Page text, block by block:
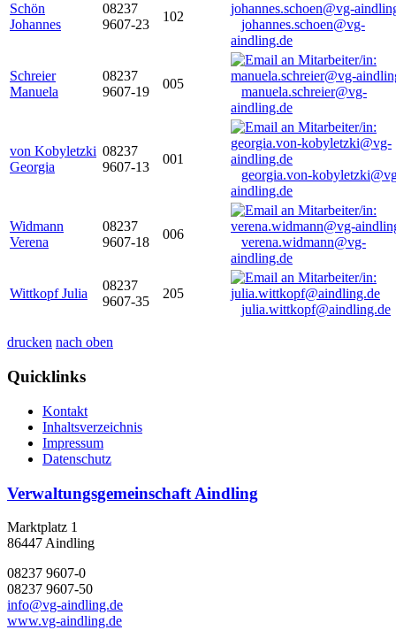
Schön
Johannes
08237
9607-23
102
johannes.schoen@vg-
aindling.de
Schreier
Manuela
08237
9607-19
005
manuela.schreier@vg-
aindling.de
von Kobyletzki
Georgia
08237
9607-13
001
georgia.von-
aindling.de
Widmann
Verena
08237
9607-18
006
verena.widmann@vg-
aindling.de
Wittkopf Julia
08237
9607-35
205
julia.wittkopf@aindling.de
drucken nach oben
Quicklinks
Kontakt
Inhaltsverzeichnis
Impressum
Datenschutz
Verwaltungsgemeinschaft Aindling
Marktplatz 1
86447 Aindling
08237 9607-0
08237 9607-50
info@vg-aindling.de
www.vg-aindling.de